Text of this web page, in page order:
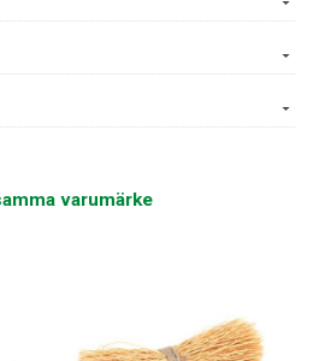
eller vid fotbad. Skall ej
som används till bl.a. peeling.
varumärke